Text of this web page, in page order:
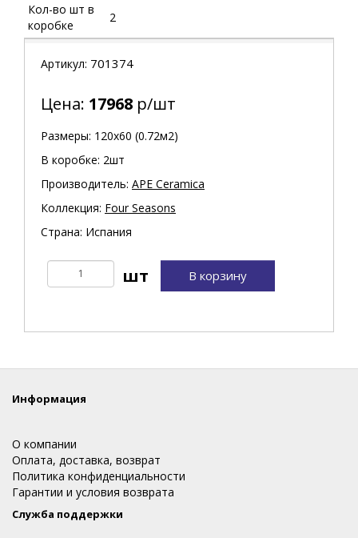
Кол-во шт в
коробке
2
Артикул: 701374
Цена: 17968 р/шт
Размеры: 120х60 (0.72м2)
В коробке: 2шт
Производитель: APE Ceramica
Коллекция: Four Seasons
Страна: Испания
В корзину
Информация
О компании
Оплата, доставка, возврат
Политика конфиденциальности
Гарантии и условия возврата
Служба поддержки